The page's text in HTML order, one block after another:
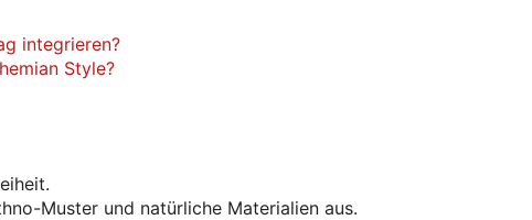
integrieren?
Style?
Muster und natürliche Materialien aus.